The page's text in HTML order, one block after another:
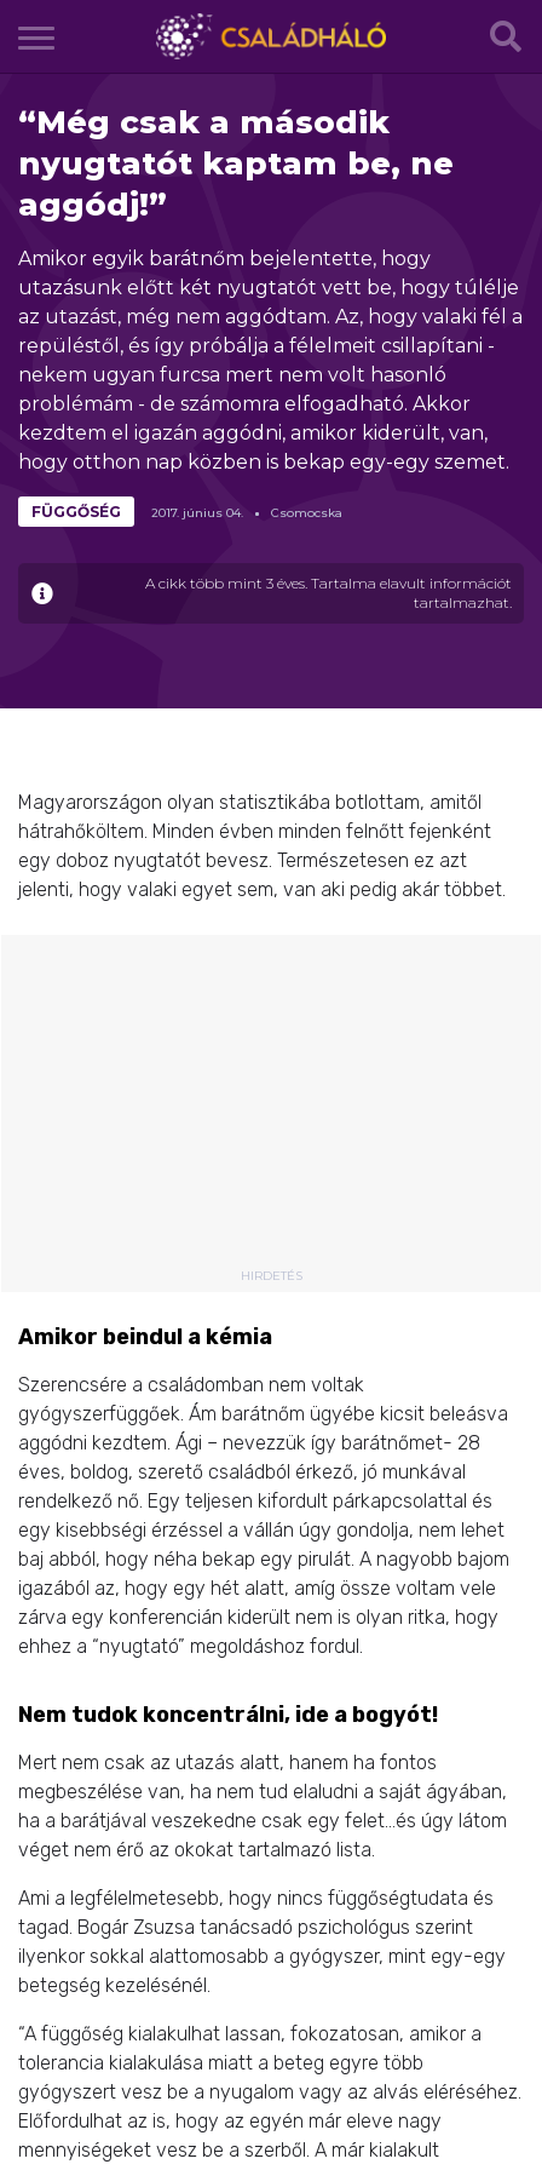
“Még csak a második
nyugtatót kaptam be, ne
aggódj!”
Amikor egyik barátnőm bejelentette, hogy
utazásunk előtt két nyugtatót vett be, hogy túlélje
az utazást, még nem aggódtam. Az, hogy valaki fél a
repüléstől, és így próbálja a félelmeit csillapítani -
nekem ugyan furcsa mert nem volt hasonló
problémám - de számomra elfogadható. Akkor
kezdtem el igazán aggódni, amikor kiderült, van,
hogy otthon nap közben is bekap egy-egy szemet.
A cikk több mint 3 éves. Tartalma elavult információt
tartalmazhat.
FÜGGŐSÉG 2017. június 04. Csomocska
Magyarországon olyan statisztikába botlottam, amitől
hátrahőköltem. Minden évben minden felnőtt fejenként
egy doboz nyugtatót bevesz. Természetesen ez azt
jelenti, hogy valaki egyet sem, van aki pedig akár többet.
HIRDETÉS
Amikor beindul a kémia
Szerencsére a családomban nem voltak
gyógyszerfüggőek. Ám barátnőm ügyébe kicsit beleásva
aggódni kezdtem. Ági – nevezzük így barátnőmet- 28
éves, boldog, szerető családból érkező, jó munkával
rendelkező nő. Egy teljesen kifordult párkapcsolattal és
egy kisebbségi érzéssel a vállán úgy gondolja, nem lehet
baj abból, hogy néha bekap egy pirulát. A nagyobb bajom
igazából az, hogy egy hét alatt, amíg össze voltam vele
zárva egy konferencián kiderült nem is olyan ritka, hogy
ehhez a “nyugtató” megoldáshoz fordul.
Nem tudok koncentrálni, ide a bogyót!
Mert nem csak az utazás alatt, hanem ha fontos
megbeszélése van, ha nem tud elaludni a saját ágyában,
ha a barátjával veszekedne csak egy felet…és úgy látom
véget nem érő az okokat tartalmazó lista.
Ami a legfélelmetesebb, hogy nincs függőségtudata és
tagad. Bogár Zsuzsa tanácsadó pszichológus szerint
ilyenkor sokkal alattomosabb a gyógyszer, mint egy-egy
betegség kezelésénél.
“A függőség kialakulhat lassan, fokozatosan, amikor a
tolerancia kialakulása miatt a beteg egyre több
gyógyszert vesz be a nyugalom vagy az alvás eléréséhez.
Előfordulhat az is, hogy az egyén már eleve nagy
mennyiségeket vesz be a szerből. A már kialakult